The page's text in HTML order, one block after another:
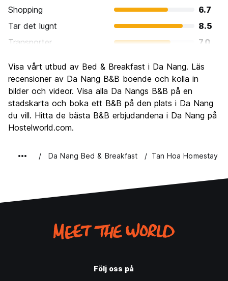
Shopping
6.7
Tar det lugnt
8.5
Transporter
7.0
Kultur
Festa
Värde för pengarna
7.9
Visa vårt utbud av Bed & Breakfast i Da Nang. Läs
recensioner av Da Nang B&B boende och kolla in
bilder och videor. Visa alla Da Nangs B&B på en
stadskarta och boka ett B&B på den plats i Da Nang
du vill. Hitta de bästa B&B erbjudandena i Da Nang på
Hostelworld.com.
Da Nang Bed & Breakfast Tan Hoa Homestay
Följ oss på